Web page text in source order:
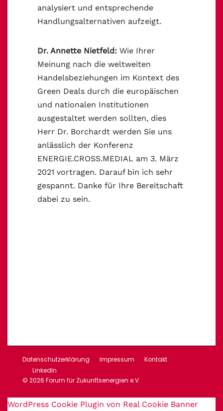
analysiert und entsprechende
Handlungsalternativen aufzeigt.
Dr. Annette Nietfeld: Wie Ihrer
Meinung nach die weltweiten
Handelsbeziehungen im Kontext des
Green Deals durch die europäischen
und nationalen Institutionen
ausgestaltet werden sollten, dies
Herr Dr. Borchardt werden Sie uns
anlässlich der Konferenz
ENERGIE.CROSS.MEDIAL am 3. März
2021 vortragen. Darauf bin ich sehr
gespannt. Danke für Ihre Bereitschaft
dabei zu sein.
Datenschutzerklärung Impressum
Kontakt
LinkedIn
© 2026 Forum für Zukunftsenergien e.V.
WordPress Cookie Plugin von Real Cookie Banner